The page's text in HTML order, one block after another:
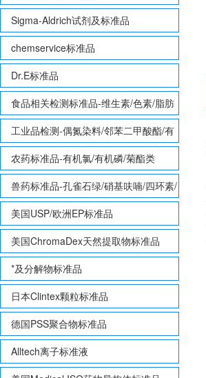
Sigma-Aldrich试剂及标准品
chemservice标准品
Dr.E标准品
食品相关检测标准品-维生素/色素/脂肪
酸甲酯等
工业品检测-偶氮染料/邻苯二甲酸酯/有
机锡/多溴联苯/多溴联苯醚/多氯联苯
农药标准品-有机氯/有机磷/菊酯类
兽药标准品-孔雀石绿/硝基呋喃/四环素/
磺胺等
美国USP/欧洲EP标准品
美国ChromaDex天然提取物标准品
*及分解物标准品
日本Clintex颗粒标准品
德国PSS聚合物标准品
Alltech离子标准液